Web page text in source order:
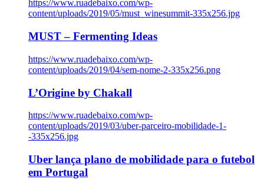
https://www.ruadebaixo.com/wp-
content/uploads/2019/05/must_winesummit-335x256.jpg
MUST – Fermenting Ideas
https://www.ruadebaixo.com/wp-
content/uploads/2019/04/sem-nome-2-335x256.png
L’Origine by Chakall
https://www.ruadebaixo.com/wp-
content/uploads/2019/03/uber-parceiro-mobilidade-1-
-335x256.jpg
Uber lança plano de mobilidade para o futebol
em Portugal